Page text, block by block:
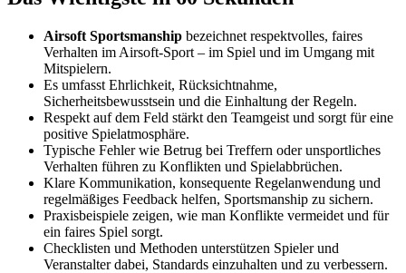
Airsoft Sportsmanship bezeichnet respektvolles, faires
Verhalten im Airsoft-Sport – im Spiel und im Umgang mit
Mitspielern.
Es umfasst Ehrlichkeit, Rücksichtnahme,
Sicherheitsbewusstsein und die Einhaltung der Regeln.
Respekt auf dem Feld stärkt den Teamgeist und sorgt für eine
positive Spielatmosphäre.
Typische Fehler wie Betrug bei Treffern oder unsportliches
Verhalten führen zu Konflikten und Spielabbrüchen.
Klare Kommunikation, konsequente Regelanwendung und
regelmäßiges Feedback helfen, Sportsmanship zu sichern.
Praxisbeispiele zeigen, wie man Konflikte vermeidet und für
ein faires Spiel sorgt.
Checklisten und Methoden unterstützen Spieler und
Veranstalter dabei, Standards einzuhalten und zu verbessern.